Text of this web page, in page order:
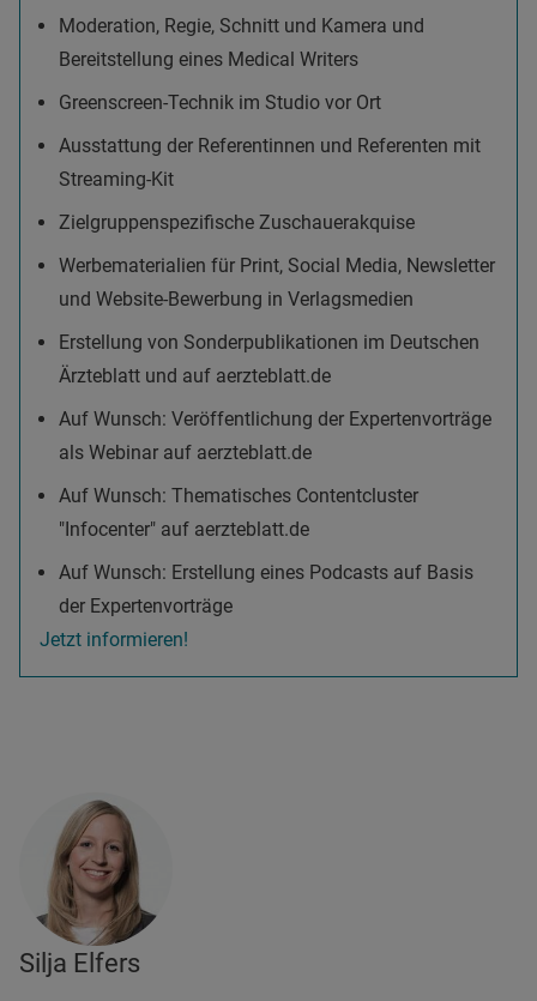
Moderation, Regie, Schnitt und Kamera und
Bereitstellung eines Medical Writers
Greenscreen-Technik im Studio vor Ort
Ausstattung der Referentinnen und Referenten mit
Streaming-Kit
Zielgruppenspezifische Zuschauerakquise
Werbematerialien für Print, Social Media, Newsletter
und Website-Bewerbung in Verlagsmedien
Erstellung von Sonderpublikationen im Deutschen
Ärzteblatt und auf aerzteblatt.de
Auf Wunsch: Veröffentlichung der Expertenvorträge
als Webinar auf aerzteblatt.de
Auf Wunsch: Thematisches Contentcluster
"Infocenter" auf aerzteblatt.de
Auf Wunsch: Erstellung eines Podcasts auf Basis
der Expertenvorträge
Jetzt informieren!
Silja Elfers